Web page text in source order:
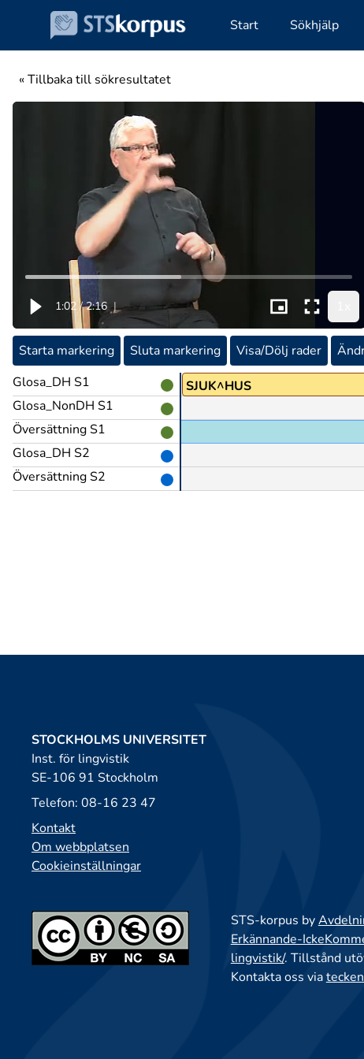
Start Sökhjälp
« Tillbaka till sökresultatet
1:02 / 2:16 |
Starta markering Sluta markering Visa/Dölj rader
Glosa_DH S1
Glosa_NonDH S1
Översättning S1
Glosa_DH S2
Översättning S2
SJUK^HUS
STOCKHOLMS UNIVERSITET
Inst. för lingvistik
SE-106 91 Stockholm
Telefon: 08-16 23 47
Kontakt
Om webbplatsen
Cookieinställningar
STS-korpus by
Erkännande-
lingvistik/. Tillstånd
Kontakta oss via